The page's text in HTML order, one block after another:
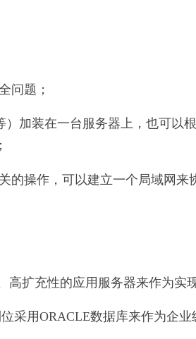
问题；
加装在一台服务器上，也可以
操作，可以建立一个局域网来
充性的应用服务器来作为实现
用ORACLE数据库来作为企业